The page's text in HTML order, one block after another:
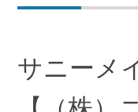
サニーメ